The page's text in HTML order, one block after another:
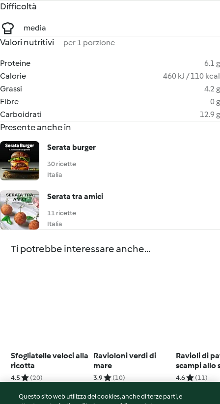
Difficoltà
media
Valori nutritivi per 1 porzione
Proteine
6.1 g
Calorie
460 kJ / 110 kcal
Grassi
4.2 g
Fibre
0 g
Carboidrati
12.9 g
Presente anche in
Serata burger
30 ricette
Italia
Serata tra amici
11 ricette
Italia
Ti potrebbe interessare anche...
Sfogliatelle veloci alla
ricotta
4.5 (20)
Ravioloni verdi di
mare
3.9 (10)
Ravioli di
scampi allo
4.6 (11)
Questo sito web utilizza dei cookies, anche di terze parti, e